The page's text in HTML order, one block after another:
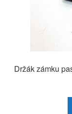
Držák zámku